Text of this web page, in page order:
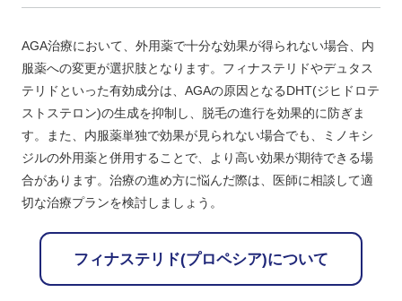
AGA治療において、外用薬で十分な効果が得られない場合、内
服薬への変更が選択肢となります。フィナステリドやデュタス
テリドといった有効成分は、AGAの原因となるDHT(ジヒドロテ
ストステロン)の生成を抑制し、脱毛の進行を効果的に防ぎま
す。また、内服薬単独で効果が見られない場合でも、ミノキシ
ジルの外用薬と併用することで、より高い効果が期待できる場
合があります。治療の進め方に悩んだ際は、医師に相談して適
切な治療プランを検討しましょう。
フィナステリド(プロペシア)について